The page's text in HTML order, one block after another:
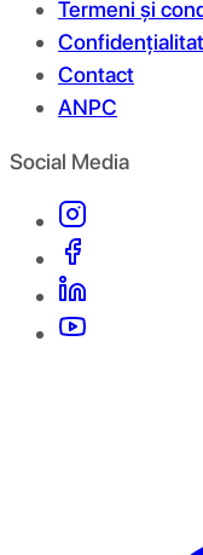
Termeni și
Contact
ANPC
Social Media